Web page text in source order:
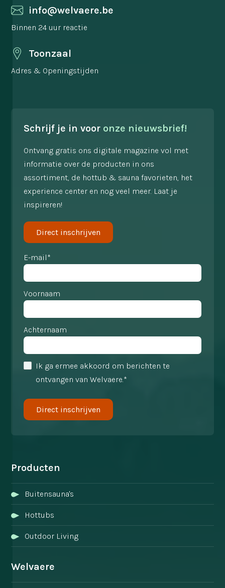
info@welvaere.be
Binnen 24 uur reactie
Toonzaal
Adres & Openingstijden
Schrijf je in voor onze nieuwsbrief!
Ontvang gratis ons digitale magazine vol met
informatie over de producten in ons
assortiment, de hottub & sauna favorieten, het
experience center en nog veel meer. Laat je
inspireren!
Direct inschrijven
E-mail*
Voornaam
Achternaam
Ik ga ermee akkoord om berichten te
ontvangen van Welvaere.*
Producten
Buitensauna's
Hottubs
Outdoor Living
Welvaere